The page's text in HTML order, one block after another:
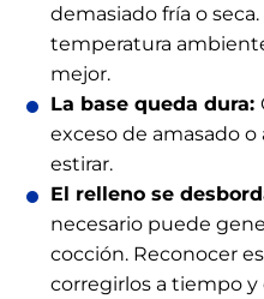
demasiado fría o
temperatura
mejor.
La base queda dura:
exceso de amasado o
estirar.
El relleno se
necesario puede
cocción. Reconocer
corregirlos a tiempo